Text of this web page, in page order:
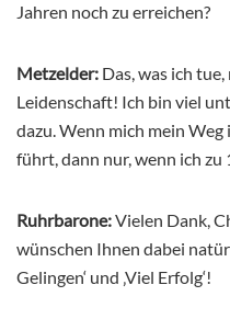
Jahren noch zu erreichen?
Metzelder: Das, was ich
Leidenschaft! Ich bin viel
dazu. Wenn mich mein
führt, dann nur, wenn ich
Ruhrbarone:Vielen Dank,
wünschen Ihnen dabei
Gelingen‘ und ‚Viel Erfolg‘!